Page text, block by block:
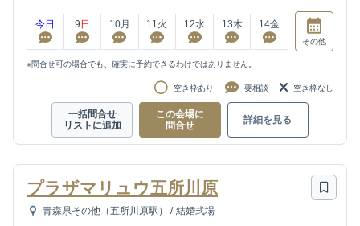
今日 9 日 10月 11 火 12水 13木 14金
その他
※問合せ可の場合でも、確実に予約できるわけではありません。
空き枠あり 要相談 空き枠なし
一括問合せ
リストに追加
この会場に
問合せ
詳細を見る
プラザマリュウ五所川原
青森県その他（五所川原駅） / 結婚式場